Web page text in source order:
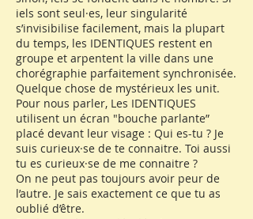
iels sont seul·es, leur singularité
s’invisibilise facilement, mais la plupart
du temps, les IDENTIQUES restent en
groupe et arpentent la ville dans une
chorégraphie parfaitement synchronisée.
Quelque chose de mystérieux les unit.
Pour nous parler, Les IDENTIQUES
utilisent un écran "bouche parlante”
placé devant leur visage : Qui es-tu ? Je
suis curieux·se de te connaitre. Toi aussi
tu es curieux·se de me connaitre ?
On ne peut pas toujours avoir peur de
l’autre. Je sais exactement ce que tu as
oublié d’être.